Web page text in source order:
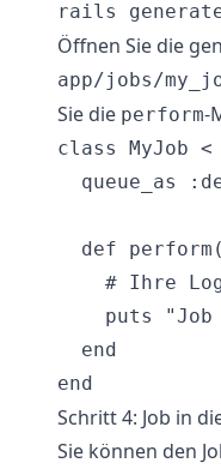
Öffnen Sie die
app/jobs/
Sie die perform-
class MyJob
queue_as
def
# Ihre
puts "Job
  end
Schritt 4: Job in
Sie können den